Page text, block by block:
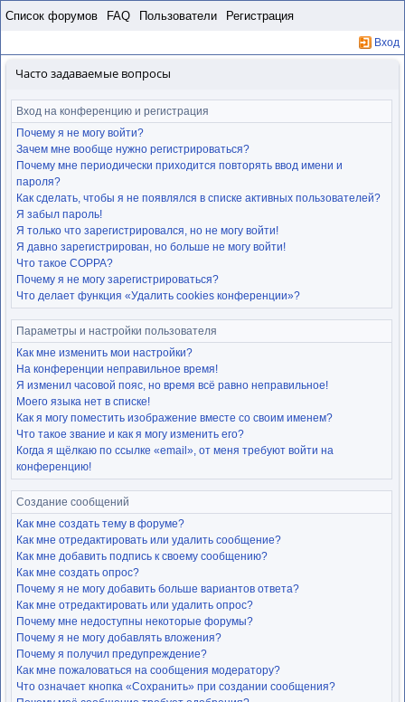
Список форумов FAQ Пользователи Регистрация
Вход
Часто задаваемые вопросы
Вход на конференцию и регистрация
Почему я не могу войти?
Зачем мне вообще нужно регистрироваться?
Почему мне периодически приходится повторять ввод имени и
пароля?
Как сделать, чтобы я не появлялся в списке активных пользователей?
Я забыл пароль!
Я только что зарегистрировался, но не могу войти!
Я давно зарегистрирован, но больше не могу войти!
Что такое COPPA?
Почему я не могу зарегистрироваться?
Что делает функция «Удалить cookies конференции»?
Параметры и настройки пользователя
Как мне изменить мои настройки?
На конференции неправильное время!
Я изменил часовой пояс, но время всё равно неправильное!
Моего языка нет в списке!
Как я могу поместить изображение вместе со своим именем?
Что такое звание и как я могу изменить его?
Когда я щёлкаю по ссылке «email», от меня требуют войти на
конференцию!
Создание сообщений
Как мне создать тему в форуме?
Как мне отредактировать или удалить сообщение?
Как мне добавить подпись к своему сообщению?
Как мне создать опрос?
Почему я не могу добавить больше вариантов ответа?
Как мне отредактировать или удалить опрос?
Почему мне недоступны некоторые форумы?
Почему я не могу добавлять вложения?
Почему я получил предупреждение?
Как мне пожаловаться на сообщения модератору?
Что означает кнопка «Сохранить» при создании сообщения?